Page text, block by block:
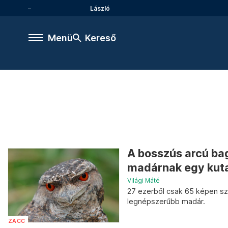
László
Menü Kereső
ZACC
A bosszús arcú
madárnak egy
Világi Máté
27 ezerből csak 65 képen
legnépszerűbb madár.